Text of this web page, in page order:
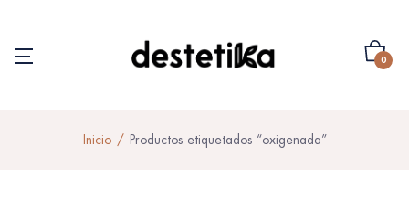
0
Inicio Productos etiquetados “oxigenada”